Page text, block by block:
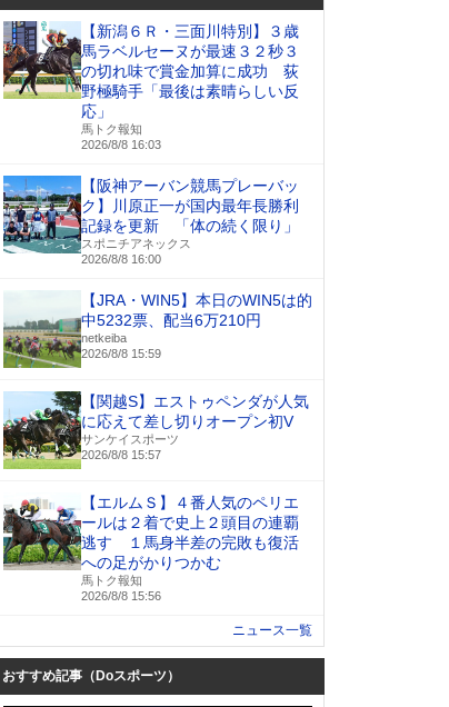
【新潟６Ｒ・三面川特別】３歳
馬ラベルセーヌが最速３２秒３
の切れ味で賞金加算に成功 荻
野極騎手「最後は素晴らしい反
応」
馬トク報知
2026/8/8 16:03
【阪神アーバン競馬プレーバッ
ク】川原正一が国内最年長勝利
記録を更新 「体の続く限り」
スポニチアネックス
2026/8/8 16:00
【JRA・WIN5】本日のWIN5は的
中5232票、配当6万210円
netkeiba
2026/8/8 15:59
【関越S】エストゥペンダが人気
に応えて差し切りオープン初V
サンケイスポーツ
2026/8/8 15:57
【エルムＳ】４番人気のペリエ
ールは２着で史上２頭目の連覇
逃す １馬身半差の完敗も復活
への足がかりつかむ
馬トク報知
2026/8/8 15:56
ニュース一覧
おすすめ記事（Doスポーツ）